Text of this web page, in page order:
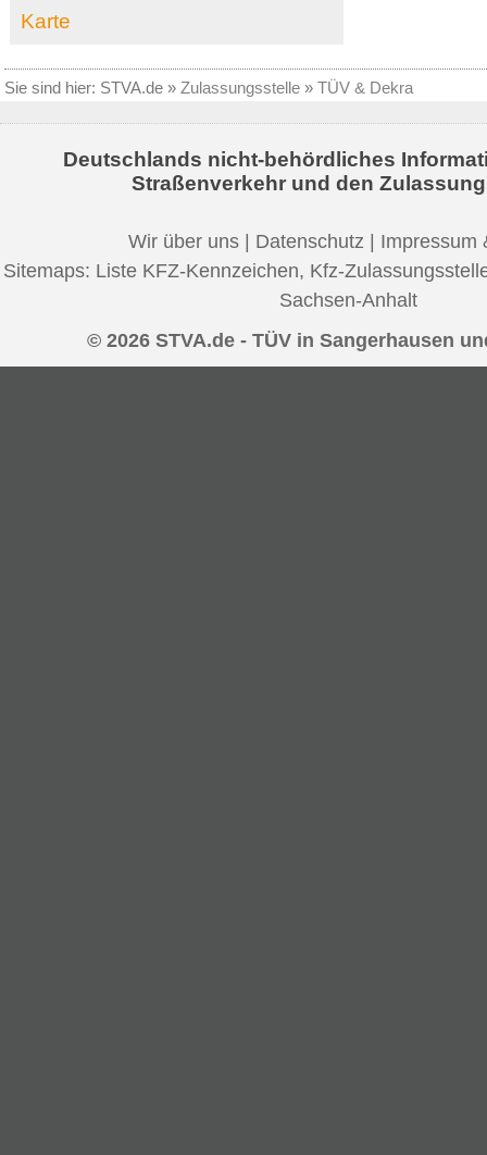
Karte
Sie sind hier: STVA.de » Zulassungsstelle » TÜV & Dekra
Deutschlands nicht-behördliches
Straßenverkehr und den
Wir über uns Datenschutz
Impressum
Sitemaps: Liste KFZ-Kennzeichen, Kfz-
Sachsen-Anhalt
© 2026 STVA.de - TÜV in Sangerhausen